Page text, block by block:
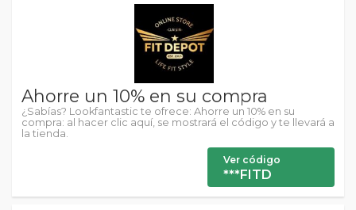
Ahorre un 10% en su compra
¿Sabías? Lookfantastic te ofrece: Ahorre un 10% en su
compra: al hacer clic aquí, se mostrará el código y te llevará a
la tienda.
Ver código
***FITD